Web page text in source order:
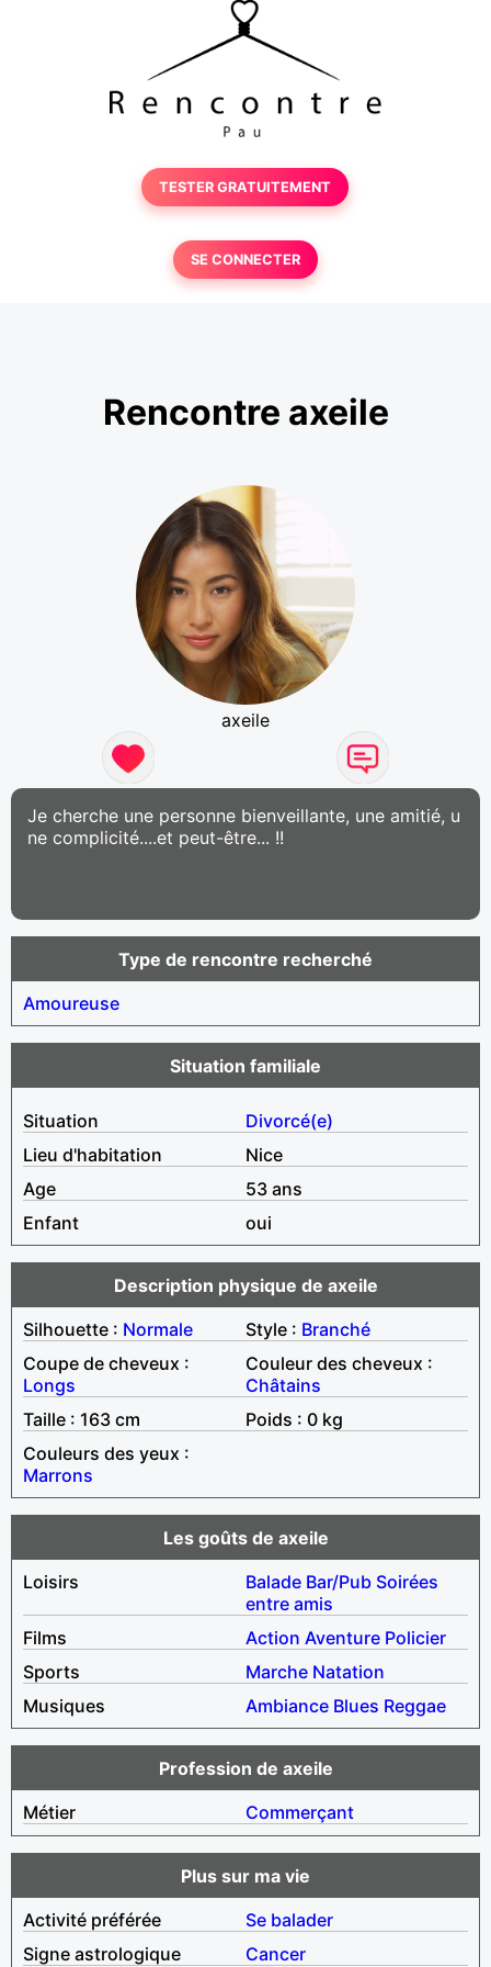
TESTER GRATUITEMENT
SE CONNECTER
Rencontre axeile
axeile
Je cherche une personne bienveillante, une amitié, u
ne complicité....et peut-être... !!
Type de rencontre recherché
Amoureuse
Situation familiale
Situation
Divorcé(e)
Lieu d'habitation
Nice
Age
53 ans
Enfant
oui
Description physique de axeile
Silhouette : Normale Style : Branché
Coupe de cheveux :
Longs
Couleur des cheveux :
Châtains
Taille : 163 cm
Poids : 0 kg
Couleurs des yeux :
Marrons
Les goûts de axeile
Loisirs
Balade Bar/Pub Soirées
entre amis
Films
Action Aventure Policier
Sports
Marche Natation
Musiques
Ambiance Blues Reggae
Profession de axeile
Métier
Commerçant
Plus sur ma vie
Activité préférée
Se balader
Signe astrologique
Cancer